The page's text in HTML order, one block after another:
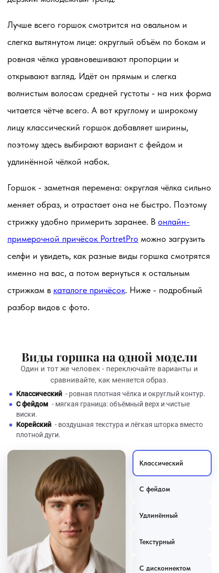
Лучше всего горшок смотрится на овальном и
слегка вытянутом лице: округлый объём по бокам и
ровная чёлка уравновешивают пропорции и
открывают взгляд. Идёт он прямым и слегка
волнистым волосам средней густоты - на них форма
читается чётче всего. А вот круглому и широкому
лицу классический горшок добавляет ширины,
поэтому здесь выбирают вариант с фейдом и
удлинённой чёлкой набок.
Горшок - заметная перемена: округлая чёлка сильно
меняет образ, и отрастает она не быстро. Поэтому
стрижку удобно примерить заранее. В онлайн-
примерочной причёсок PortretPro можно загрузить
селфи и увидеть, как разные виды горшка смотрятся
именно на вас, а потом вернуться к остальным
стрижкам в каталоге причёсок. Ниже - подробный
разбор видов с фото.
Виды горшка на одной модели
Один и тот же человек - переключайте варианты и
сравнивайте, как меняется образ.
Классический - ровная плотная чёлка и округлый контур.
С фейдом - мягкая граница: объёмный верх и чистые
виски.
Корейский - воздушная текстура и лёгкая шторка вместо
плотной дуги.
Классический
С фейдом
Удлинённый
Текстурный
С дисконнектом